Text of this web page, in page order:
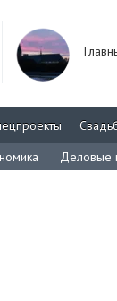
Деловые